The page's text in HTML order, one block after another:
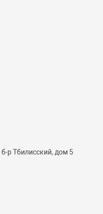
р Тбилисский, дом 5